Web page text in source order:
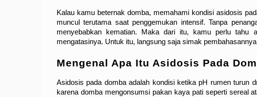
Kalau kamu beternak domba, memahami kondisi asidosis
muncul terutama saat penggemukan intensif. Tanpa
menyebabkan kematian. Maka dari itu, kamu perlu tahu
mengatasinya. Untuk itu, langsung saja simak
Mengenal Apa Itu Asidosis Pada
Asidosis pada domba adalah kondisi ketika pH rumen turun
karena domba mengonsumsi pakan kaya pati seperti sereal